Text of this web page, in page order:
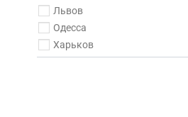
Львов
Одесса
Харьков